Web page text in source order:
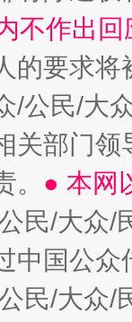
不作出
的要求将
/公民/大
关部门
● 本网
民/大众
中国公
民/大众